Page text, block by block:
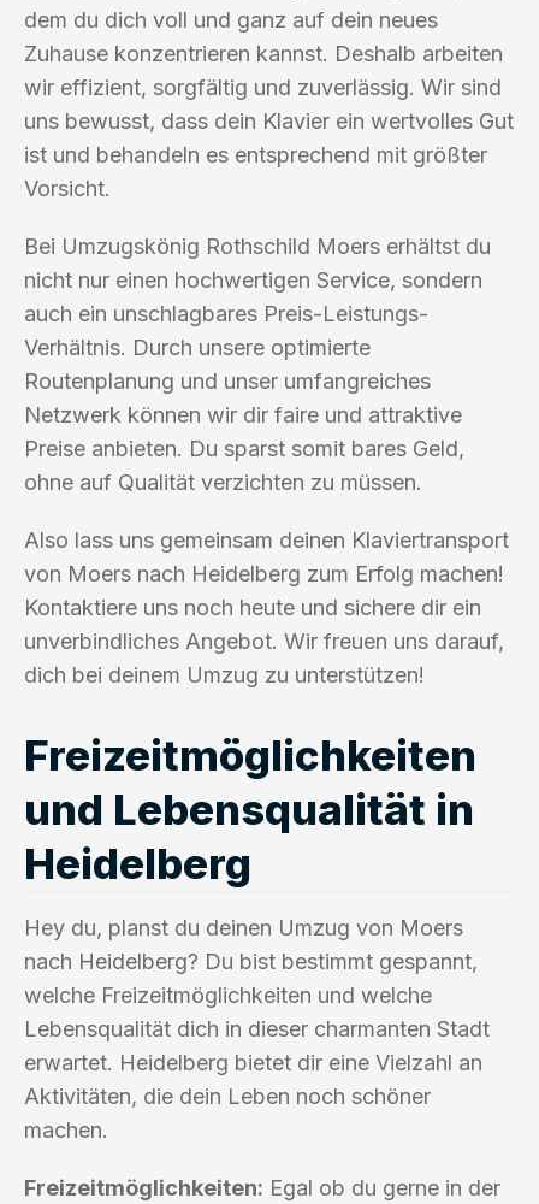
dem du dich voll und ganz auf dein neues
Zuhause konzentrieren kannst. Deshalb arbeiten
wir effizient, sorgfältig und zuverlässig. Wir sind
uns bewusst, dass dein Klavier ein wertvolles Gut
ist und behandeln es entsprechend mit größter
Vorsicht.
Bei Umzugskönig Rothschild Moers erhältst du
nicht nur einen hochwertigen Service, sondern
auch ein unschlagbares Preis-Leistungs-
Verhältnis. Durch unsere optimierte
Routenplanung und unser umfangreiches
Netzwerk können wir dir faire und attraktive
Preise anbieten. Du sparst somit bares Geld,
ohne auf Qualität verzichten zu müssen.
Also lass uns gemeinsam deinen Klaviertransport
von Moers nach Heidelberg zum Erfolg machen!
Kontaktiere uns noch heute und sichere dir ein
unverbindliches Angebot. Wir freuen uns darauf,
dich bei deinem Umzug zu unterstützen!
Freizeitmöglichkeiten
und Lebensqualität in
Heidelberg
Hey du, planst du deinen Umzug von Moers
nach Heidelberg? Du bist bestimmt gespannt,
welche Freizeitmöglichkeiten und welche
Lebensqualität dich in dieser charmanten Stadt
erwartet. Heidelberg bietet dir eine Vielzahl an
Aktivitäten, die dein Leben noch schöner
machen.
Freizeitmöglichkeiten: Egal ob du gerne in der